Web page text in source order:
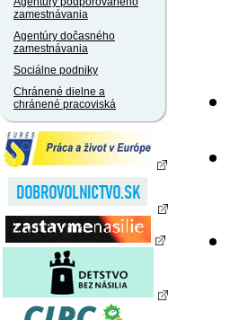
zamestnávania
Agentúry dočasného
zamestnávania
Sociálne podniky
Chránené dielne a
chránené pracoviská